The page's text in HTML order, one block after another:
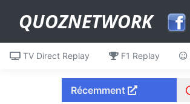
QUOZNETWORK
TV Direct Replay F1 Replay
Récemment